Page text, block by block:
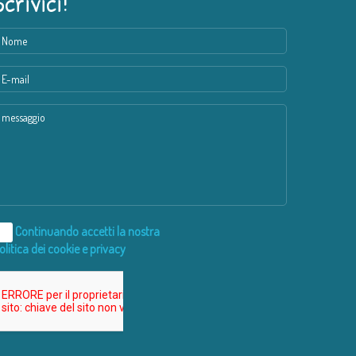
Continuando accetti la nostra
dei cookie e privacy